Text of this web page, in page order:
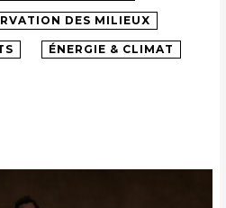
DES MILIEUX
ÉNERGIE & CLIMAT